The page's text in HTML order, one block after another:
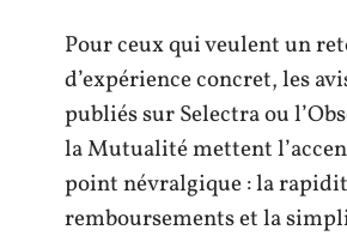
Pour ceux qui veulent un
d’expérience concret, les
publiés sur Selectra ou
la Mutualité mettent
point névralgique : la
remboursements et la